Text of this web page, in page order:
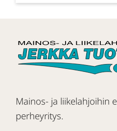
Mainos- ja liikelahjoihin
perheyritys.